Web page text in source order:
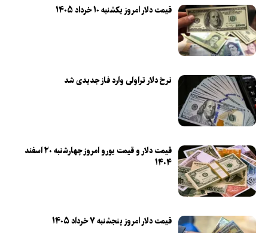
قیمت دلار امروز یکشنبه ۱۰ خرداد ۱۴۰۵
نرخ دلار تراولی وارد فاز جدیدی شد
قیمت دلار و قیمت یورو امروز چهارشنبه ۲۰ اسفند
۱۴۰۴
قیمت دلار امروز پنجشنبه ۷ خرداد ۱۴۰۵